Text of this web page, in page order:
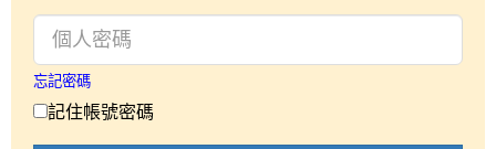
忘記密碼
記住帳號密碼